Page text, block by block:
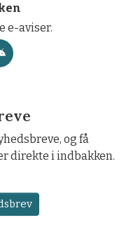
e-aviser.
og få
direkte i indbakken.